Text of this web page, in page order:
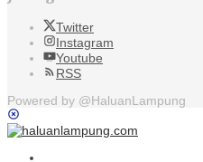
Twitter
Instagram
Youtube
RSS
Powered by @HaluanLampung